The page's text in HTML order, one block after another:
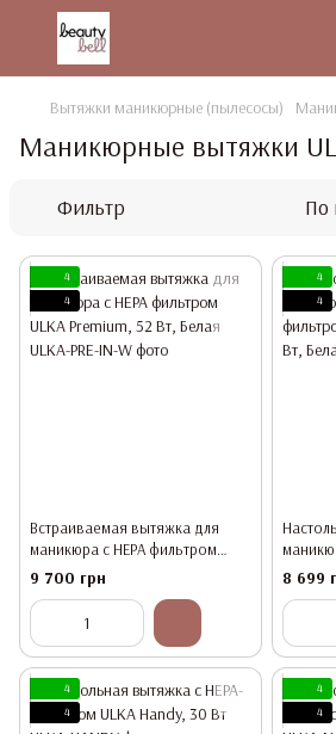
Вытяжки маникюрные (пылесосы)
Маникюрные вытяжки
Фильтр По
4
4
Встраиваемая вытяжка для
маникюра с HEPA фильтром
ULKA Premium, 52 Вт, Белая
9 700 грн
4
4
Вт,
8 699
4
4
4
4